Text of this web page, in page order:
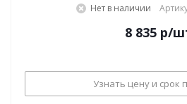
Нет в наличии
8 835 р/
Узнать цену и срок